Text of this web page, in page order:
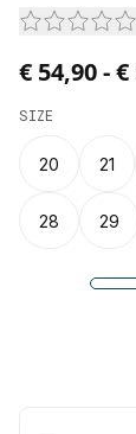
Price from
€ 54,90-€
SIZE
20 21
28 29